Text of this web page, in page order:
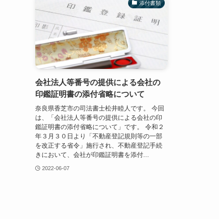
添付書類
会社法人等番号の提供による会社の
印鑑証明書の添付省略について
奈良県香芝市の司法書士松井睦人です。 今回
は、「会社法人等番号の提供による会社の印
鑑証明書の添付省略について」です。 令和２
年３月３０日より「不動産登記規則等の一部
を改正する省令」施行され、不動産登記手続
きにおいて、会社が印鑑証明書を添付...
2022-06-07